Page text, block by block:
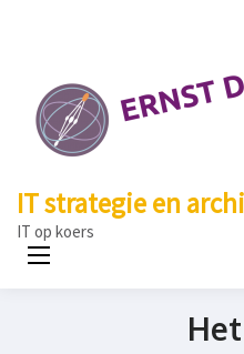
IT strategie en
IT op koers